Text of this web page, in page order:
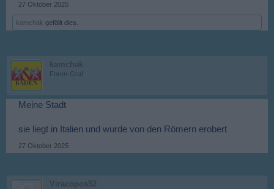
27 Oktober 2025
kamchak gefällt dies.
kamchak
Foren-Graf
Meine Stadt
sie liegt in Italien und wurde von den Römern erobert
27 Oktober 2025
Viracopos52